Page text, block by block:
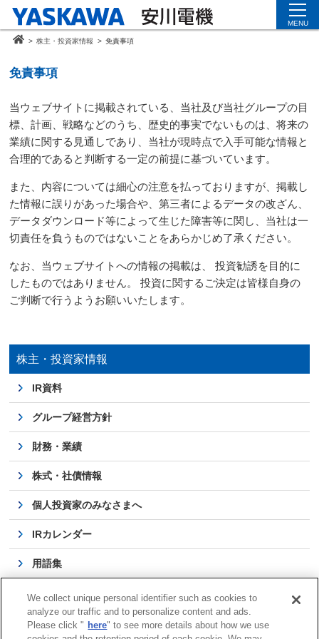
MENU
> 株主・投資家情報 > 免責事項
免責事項
当ウェブサイトに掲載されている、当社及び当社グループの目
標、計画、戦略などのうち、歴史的事実でないものは、将来の
業績に関する見通しであり、当社が現時点で入手可能な情報と
合理的であると判断する一定の前提に基づいています。
また、内容については細心の注意を払っておりますが、掲載し
た情報に誤りがあった場合や、第三者によるデータの改ざん、
データダウンロード等によって生じた障害等に関し、当社は一
切責任を負うものではないことをあらかじめ了承ください。
なお、当ウェブサイトへの情報の掲載は、 投資勧誘を目的に
したものではありません。 投資に関するご決定は皆様自身の
ご判断で行うようお願いいたします。
株主・投資家情報
IR資料
グループ経営方針
財務・業績
株式・社債情報
個人投資家のみなさまへ
IRカレンダー
用語集
よくある質問
IRに関するお問い合わせ
We collect unique personal identifier such as cookies to
analyze our traffic and to personalize content and ads.
Please click " here" to see more details about how we use